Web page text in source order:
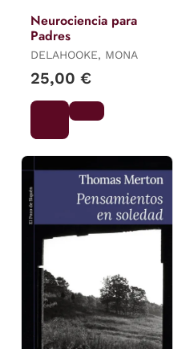
Neurociencia para
Padres
DELAHOOKE, MONA
25,00 €